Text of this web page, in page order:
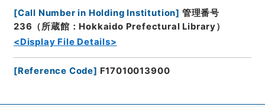
[Call Number in Holding Institution] 管理番号
236（所蔵館：Hokkaido Prefectural Library）
<Display File Details>
[Reference Code] F17010013900